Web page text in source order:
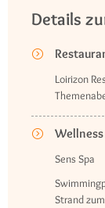
Details
Loirizon
Sens Spa
Strand